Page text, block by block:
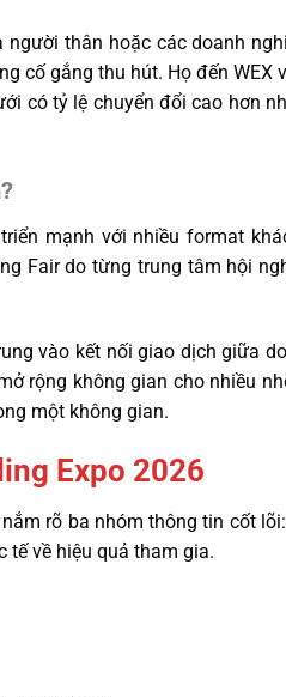
thân hoặc các doanh
gắng thu hút. Họ đến WEX
có tỷ lệ chuyển đổi cao hơn
mạnh với nhiều format
Fair do từng trung tâm hội
vào kết nối giao dịch giữa
rộng không gian cho nhiều
một không gian.
Expo 2026
rõ ba nhóm thông tin cốt
tế về hiệu quả tham gia.